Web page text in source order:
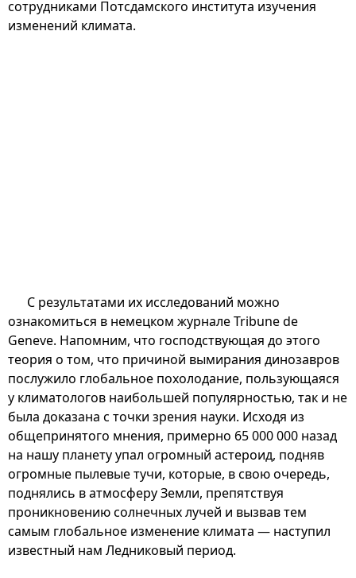
сотрудниками Потсдамского института изучения
изменений климата.
С результатами их исследований можно
ознакомиться в немецком журнале Tribune de
Geneve. Напомним, что господствующая до этого
теория о том, что причиной вымирания динозавров
послужило глобальное похолодание, пользующаяся
у климатологов наибольшей популярностью, так и не
была доказана с точки зрения науки. Исходя из
общепринятого мнения, примерно 65 000 000 назад
на нашу планету упал огромный астероид, подняв
огромные пылевые тучи, которые, в свою очередь,
поднялись в атмосферу Земли, препятствуя
проникновению солнечных лучей и вызвав тем
самым глобальное изменение климата — наступил
известный нам Ледниковый период.